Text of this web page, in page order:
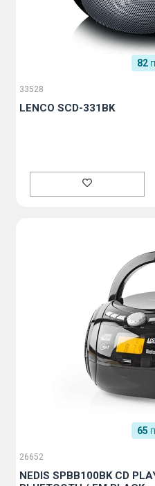
82
33528
LENCO SCD-331BK
65
26652
NEDIS SPBB100BK CD